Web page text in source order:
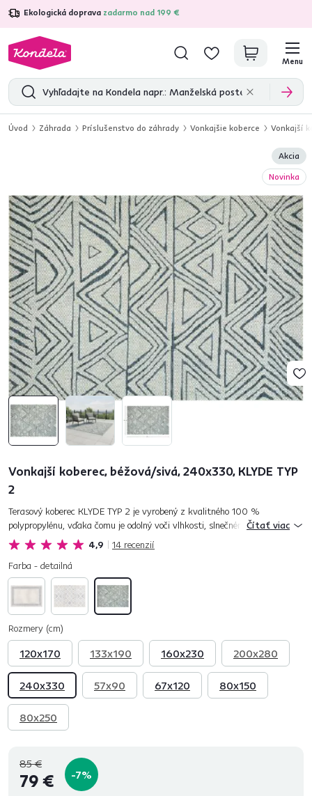
Ekologická doprava zadarmo nad 199 €
4,7 31 211overených produktových recenzií
Menu
Úvod Záhrada Príslušenstvo do záhrady Vonkajšie koberce Vonkajší
Akcia
Novinka
Vonkajší koberec, béžová/sivá, 240x330, KLYDE TYP
2
4,9 14 recenzií
Terasový koberec KLYDE TYP 2 je vyrobený z kvalitného 100 %
polypropylénu, vďaka čomu je odolný voči vlhkosti, slnečnému žiareniu aj
bežnému opotrebovaniu. Je vhodný na použitie v interiéri aj ext...
Čítať viac
Farba - detailná
Rozmery (cm)
120x170 133x190 160x230 200x280
240x330 57x90 67x120 80x150
80x250
85 €
79 € -7%